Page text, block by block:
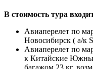
В стоимость тура
Авиаперелет по
Новосибирск ( а/к
Авиаперелет по
к Китайские
багажом 23 кг,